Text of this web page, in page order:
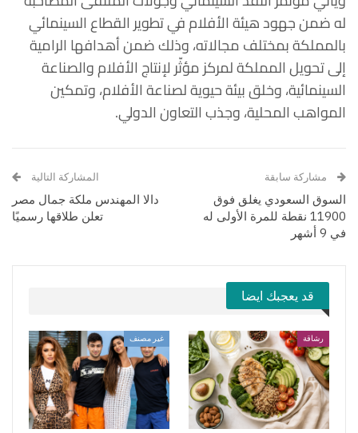
له ضمن جهود هيئة الأفلام في تطوير القطاع السينمائي
بالمملكة بمختلف مجالاته، وذلك ضمن أهدافها الرامية
إلى تحويل المملكة لمركز مؤثّر لإنتاج الأفلام والصناعة
السينمائية، وخلق بيئة حيوية لصناعة الأفلام، وتمكين
المواهب المحلية، وجذب التعاون الدولي.
مشاركة سابقة
السوق السعودي يغلق فوق
11900 نقطة للمرة الأولى له
في 9 أشهر
المشاركة التالية
دالا المهندس ملكة جمال مصر
تعلن طلاقها رسميًا
قد يعجبك ايضا
رشاقة غير مصنف